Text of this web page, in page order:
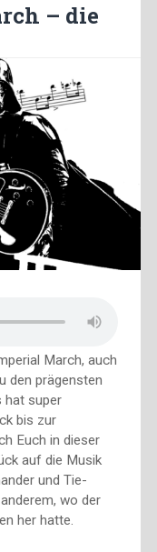
– die
March, auch
den prägensten
hat super
bis zur
Euch in dieser
auf die Musik
und Tie-
wo der
her hatte.